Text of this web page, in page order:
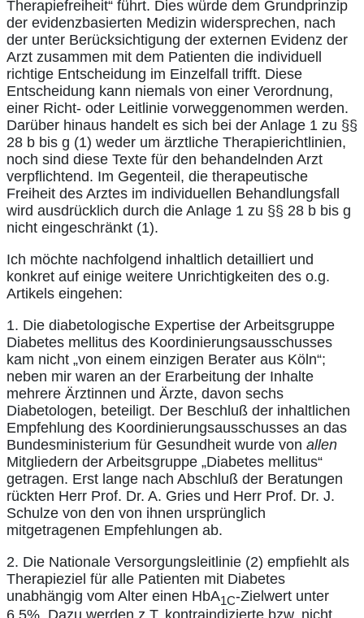
Therapiefreiheit“ führt. Dies würde dem Grundprinzip
der evidenzbasierten Medizin widersprechen, nach
der unter Berücksichtigung der externen Evidenz der
Arzt zusammen mit dem Patienten die individuell
richtige Entscheidung im Einzelfall trifft. Diese
Entscheidung kann niemals von einer Verordnung,
einer Richt- oder Leitlinie vorweggenommen werden.
Darüber hinaus handelt es sich bei der Anlage 1 zu §§
28 b bis g (1) weder um ärztliche Therapierichtlinien,
noch sind diese Texte für den behandelnden Arzt
verpflichtend. Im Gegenteil, die therapeutische
Freiheit des Arztes im individuellen Behandlungsfall
wird ausdrücklich durch die Anlage 1 zu §§ 28 b bis g
nicht eingeschränkt (1).
Ich möchte nachfolgend inhaltlich detailliert und
konkret auf einige weitere Unrichtigkeiten des o.g.
Artikels eingehen:
1. Die diabetologische Expertise der Arbeitsgruppe
Diabetes mellitus des Koordinierungsausschusses
kam nicht „von einem einzigen Berater aus Köln“;
neben mir waren an der Erarbeitung der Inhalte
mehrere Ärztinnen und Ärzte, davon sechs
Diabetologen, beteiligt. Der Beschluß der inhaltlichen
Empfehlung des Koordinierungsausschusses an das
Bundesministerium für Gesundheit wurde von allen
Mitgliedern der Arbeitsgruppe „Diabetes mellitus“
getragen. Erst lange nach Abschluß der Beratungen
rückten Herr Prof. Dr. A. Gries und Herr Prof. Dr. J.
Schulze von den von ihnen ursprünglich
mitgetragenen Empfehlungen ab.
2. Die Nationale Versorgungsleitlinie (2) empfiehlt als
Therapieziel für alle Patienten mit Diabetes
unabhängig vom Alter einen HbA1C-Zielwert unter